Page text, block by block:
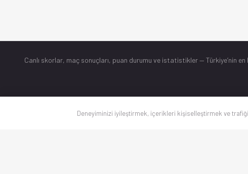
Canlı skorlar, maç sonuçları, puan durumu ve istatistikler — Türkiye’nin
Deneyiminizi iyileştirmek, içerikleri kişiselleştirmek ve